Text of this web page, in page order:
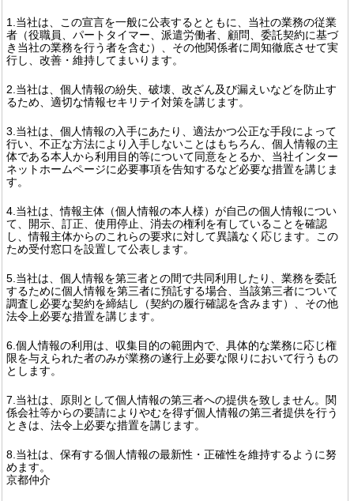
1.当社は、この宣言を一般に公表するとともに、当社の業務の従業
者（役職員、パートタイマー、派遣労働者、顧問、委託契約に基づ
き当社の業務を行う者を含む）、その他関係者に周知徹底させて実
行し、改善・維持してまいります。
2.当社は、個人情報の紛失、破壊、改ざん及び漏えいなどを防止す
るため、適切な情報セキリテイ対策を講じます。
3.当社は、個人情報の入手にあたり、適法かつ公正な手段によって
行い、不正な方法により入手しないことはもちろん、個人情報の主
体である本人から利用目的等について同意をとるか、当社インター
ネットホームページに必要事項を告知するなど必要な措置を講じま
す。
4.当社は、情報主体（個人情報の本人様）が自己の個人情報につい
て、開示、訂正、使用停止、消去の権利を有していることを確認
し、情報主体からのこれらの要求に対して異議なく応じます。この
ため受付窓口を設置して公表します。
5.当社は、個人情報を第三者との間で共同利用したり、業務を委託
するために個人情報を第三者に預託する場合、当該第三者について
調査し必要な契約を締結し（契約の履行確認を含みます）、その他
法令上必要な措置を講じます。
6.個人情報の利用は、収集目的の範囲内で、具体的な業務に応じ権
限を与えられた者のみが業務の遂行上必要な限りにおいて行うもの
とします。
7.当社は、原則として個人情報の第三者への提供を致しません。関
係会社等からの要請によりやむを得ず個人情報の第三者提供を行う
ときは、法令上必要な措置を講じます。
8.当社は、保有する個人情報の最新性・正確性を維持するように努
めます。
京都仲介